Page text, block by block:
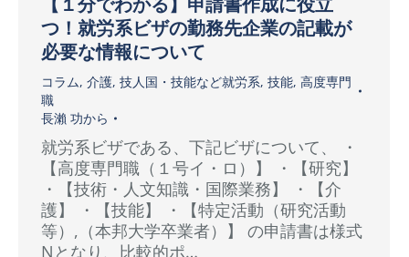
つ！就労系ビザの勤務先企業の記載が
必要な情報について
コラム, 介護, 技人国・技能など就労系, 技能, 高度専門
職
長瀨 功から
就労系ビザである、下記ビザについて、 ・
【高度専門職（１号イ・ロ）】 ・【研究】
・【技術・人文知識・国際業務】 ・【介
護】 ・【技能】 ・【特定活動（研究活動
等）,（本邦大学卒業者）】 の申請書は様式
Nとなり、比較的ポ…